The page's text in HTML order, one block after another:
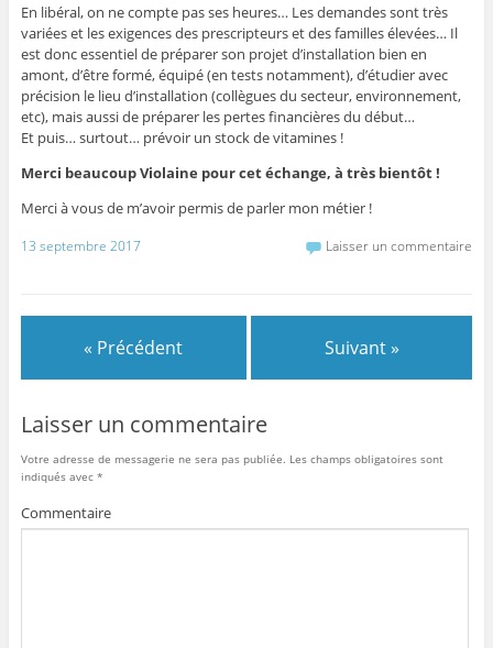
En libéral, on ne compte pas ses heures… Les demandes sont très
variées et les exigences des prescripteurs et des familles élevées… Il
est donc essentiel de préparer son projet d’installation bien en
amont, d’être formé, équipé (en tests notamment), d’étudier avec
précision le lieu d’installation (collègues du secteur, environnement,
etc), mais aussi de préparer les pertes financières du début…
Et puis… surtout… prévoir un stock de vitamines !
Merci beaucoup Violaine pour cet échange, à très bientôt !
Merci à vous de m’avoir permis de parler mon métier !
13 septembre 2017 Laisser un commentaire
« Précédent Suivant »
Laisser un commentaire
Votre adresse de messagerie ne sera pas publiée. Les champs obligatoires sont
indiqués avec *
Commentaire